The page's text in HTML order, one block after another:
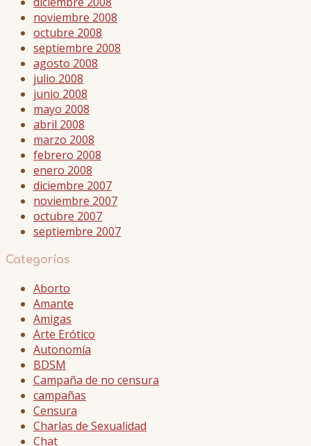
noviembre 2008
octubre 2008
septiembre 2008
agosto 2008
julio 2008
junio 2008
mayo 2008
abril 2008
marzo 2008
febrero 2008
enero 2008
diciembre 2007
noviembre 2007
octubre 2007
septiembre 2007
Categorías
Aborto
Amante
Amigas
Arte Erótico
Autonomía
BDSM
Campaña de no censura
campañas
Censura
Charlas de Sexualidad
Chat